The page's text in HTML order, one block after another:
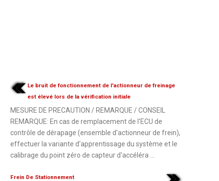
Le bruit de fonctionnement de l'actionneur de freinage
est élevé lors de la vérification initiale
MESURE DE PRECAUTION / REMARQUE / CONSEIL
REMARQUE: En cas de remplacement de l'ECU de
contrôle de dérapage (ensemble d'actionneur de frein),
effectuer la variante d'apprentissage du système et le
calibrage du point zéro de capteur d'accéléra ...
Frein De Stationnement